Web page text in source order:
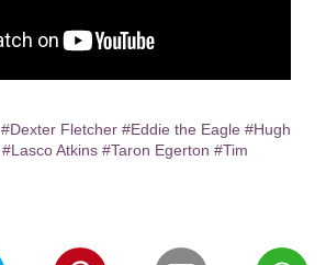
#Dexter Fletcher #Eddie the Eagle #Hugh
#Lasco Atkins #Taron Egerton #Tim